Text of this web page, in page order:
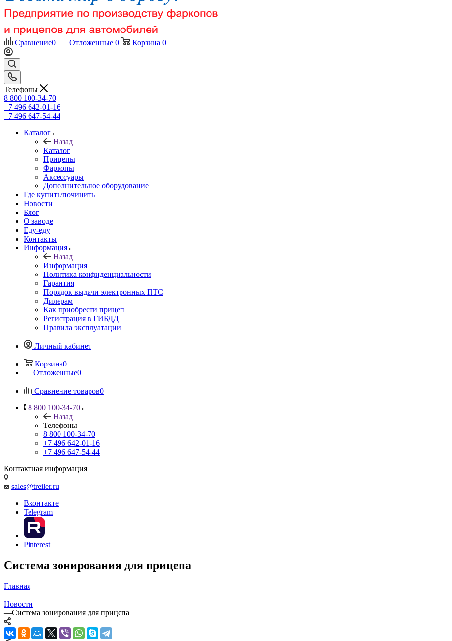
Сравнение0 Отложенные 0 Корзина 0
Телефоны
8 800 100-34-70
+7 496 642-01-16
+7 496 647-54-44
Каталог
Назад
Каталог
Прицепы
Фаркопы
Аксессуары
Дополнительное оборудование
Где купить/починить
Новости
Блог
О заводе
Еду-еду
Контакты
Информация
Назад
Информация
Политика конфиденциальности
Гарантия
Порядок выдачи электронных ПТС
Дилерам
Как приобрести прицеп
Регистрация в ГИБДД
Правила эксплуатации
Личный кабинет
Корзина0
Отложенные0
Сравнение товаров0
8 800 100-34-70
Назад
Телефоны
8 800 100-34-70
+7 496 642-01-16
+7 496 647-54-44
Контактная информация
sales@treiler.ru
Вконтакте
Telegram
Pinterest
Система зонирования для прицепа
Главная
—
Новости
—Система зонирования для прицепа